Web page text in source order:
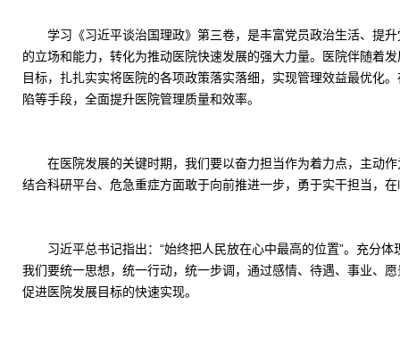
学习《习近平谈治国理政》第三卷，是丰富党员政治生活、提
的立场和能力，转化为推动医院快速发展的强大力量。医院伴随着
目标，扎扎实实将医院的各项政策落实落细，实现管理效益最优化
陷等手段，全面提升医院管理质量和效率。
在医院发展的关键时期，我们要以奋力担当作为着力点，主动
结合科研平台、危急重症方面敢于向前推进一步，勇于实干担当，
习近平总书记指出：“始终把人民放在心中最高的位置”。充分
我们要统一思想，统一行动，统一步调，通过感情、待遇、事业、
促进医院发展目标的快速实现。